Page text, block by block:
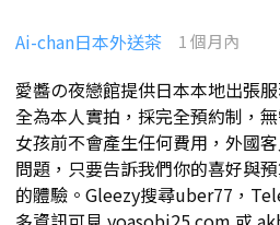
Ai-chan日本外送茶 1 個月內
愛醬の夜戀館提供日本本地出張
全為本人實拍，採完全預約制，
女孩前不會產生任何費用，外國
問題，只要告訴我們你的喜好與
的體驗。Gleezy搜尋uber77，